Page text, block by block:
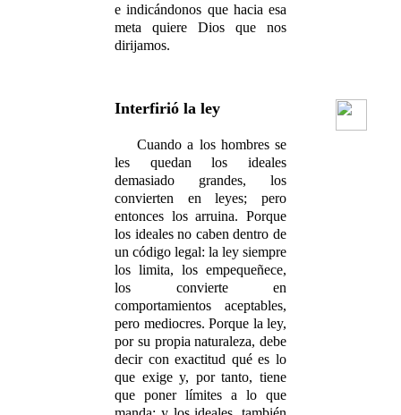
e indicándonos que hacia esa
meta quiere Dios que nos
dirijamos.
Interfirió la ley
Cuando a los hombres se
les quedan los ideales
demasiado grandes, los
convierten en leyes; pero
entonces los arruina. Porque
los ideales no caben dentro de
un código legal: la ley siempre
los limita, los empequeñece,
los convierte en
comportamientos aceptables,
pero mediocres. Porque la ley,
por su propia naturaleza, debe
decir con exactitud qué es lo
que exige y, por tanto, tiene
que poner límites a lo que